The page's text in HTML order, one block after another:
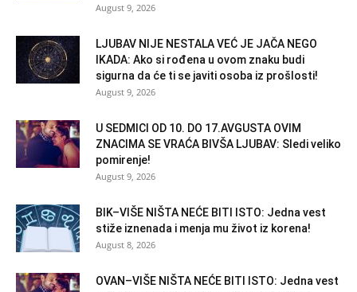
August 9, 2026
LJUBAV NIJE NESTALA VEĆ JE JAČA NEGO
IKADA: Ako si rođena u ovom znaku budi
sigurna da će ti se javiti osoba iz prošlosti!
August 9, 2026
U SEDMICI OD 10. DO 17.AVGUSTA OVIM
ZNACIMA SE VRAĆA BIVŠA LJUBAV: Sledi veliko
pomirenje!
August 9, 2026
BIK–VIŠE NIŠTA NEĆE BITI ISTO: Jedna vest
stiže iznenada i menja mu život iz korena!
August 8, 2026
OVAN–VIŠE NIŠTA NEĆE BITI ISTO: Jedna vest